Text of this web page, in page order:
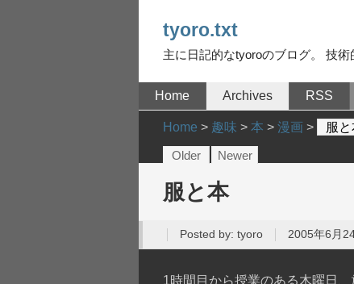
tyoro.txt
主に日記的なtyoroのブログ。 技術
Home Archives RSS
Home > 趣味 > 本 > 漫画 > 服
Older Newer
服と本
Posted by: tyoro 2005年6月
1時間目から授業のある木曜日、